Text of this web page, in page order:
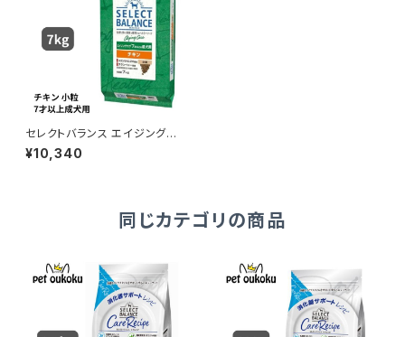
セレクトバランス エイジングケ
ア チキン 小粒 ７才以上の成犬
用 7kg
¥10,340
同じカテゴリの商品